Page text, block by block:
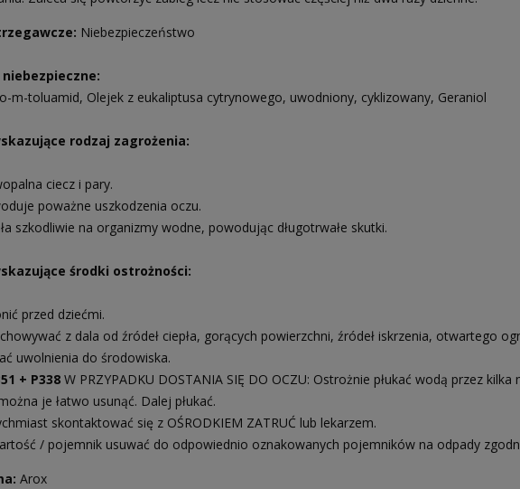
Senshyu Yellow Ozima 20-
mm zimowa 10kg
105,00 zł
regularna: 139,00 zł
cena:139,00 zł
Niebezpieczeństwo
niebezpieczne:
m-toluamid, Olejek z eukaliptusa cytrynowego, uwodniony, cyklizowany, Geraniol
rodzaj zagrożenia:
ciecz i pary.
poważne uszkodzenia oczu.
szkodliwie na organizmy wodne, powodując długotrwałe skutki.
środki ostrożności:
przed dziećmi.
z dala od źródeł ciepła, gorących powierzchni, źródeł iskrzenia, otwartego
uwolnienia do środowiska.
+ P338 W PRZYPADKU DOSTANIA SIĘ DO OCZU: Ostrożnie płukać wodą przez
je łatwo usunąć. Dalej płukać.
skontaktować się z OŚRODKIEM ZATRUĆ lub lekarzem.
/ pojemnik usuwać do odpowiednio oznakowanych pojemników na odpady
Arox